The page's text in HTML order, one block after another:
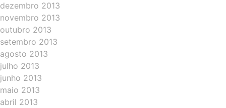
dezembro 2013
novembro 2013
outubro 2013
setembro 2013
agosto 2013
julho 2013
junho 2013
maio 2013
abril 2013